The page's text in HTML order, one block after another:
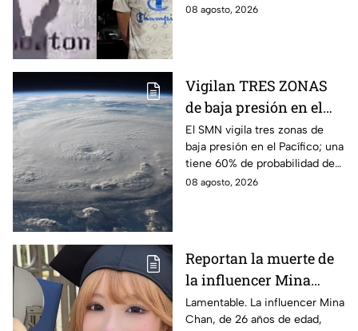
al paso de un tráiler en
08 agosto, 2026
Vigilan TRES ZONAS
de baja presión en el
Pacífico: una podría
convertirse en el
próximo ciclón Hernán
El SMN vigila tres zonas de
baja presión en el Pacífico; una
tiene 60% de probabilidad de
desarrollo y podría dar paso al
08 agosto, 2026
Reportan la muerte de
la influencer Mina
Chan durante
transmisión en vivo;
Lamentable. La influencer Mina
Chan, de 26 años de edad,